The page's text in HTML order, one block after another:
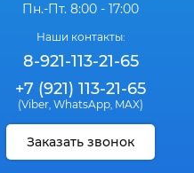
Пн.-Пт. 8:00 - 17:00
Наши контакты:
8-921-113-21-65
+7 (921) 113-21-65
(Viber, WhatsApp, MAX)
Заказать звонок